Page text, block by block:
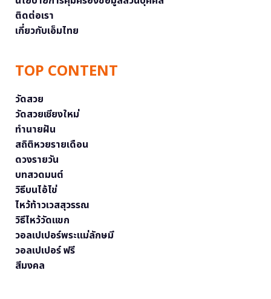
ติดต่อเรา
เกี่ยวกับเอ็มไทย
TOP CONTENT
วัดสวย
วัดสวยเชียงใหม่
ทำนายฝัน
สถิติหวยรายเดือน
ดวงรายวัน
บทสวดมนต์
วิธีบนไอ้ไข่
ไหว้ท้าวเวสสุวรรณ
วิธีไหว้วัดแขก
วอลเปเปอร์พระแม่ลักษมี
วอลเปเปอร์ ฟรี
สีมงคล